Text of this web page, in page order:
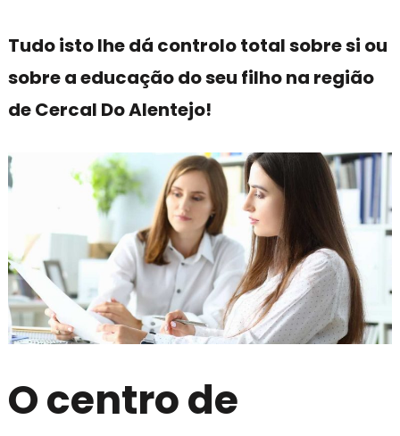
Tudo isto lhe dá controlo total sobre si ou
sobre a educação do seu filho na região
de Cercal Do Alentejo!
O centro de